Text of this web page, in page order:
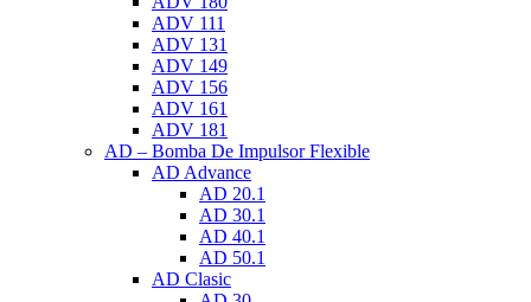
ADV 111
ADV 131
ADV 149
ADV 156
ADV 161
ADV 181
AD – Bomba De Impulsor Flexible
AD Advance
AD 20.1
AD 30.1
AD 40.1
AD 50.1
AD Clasic